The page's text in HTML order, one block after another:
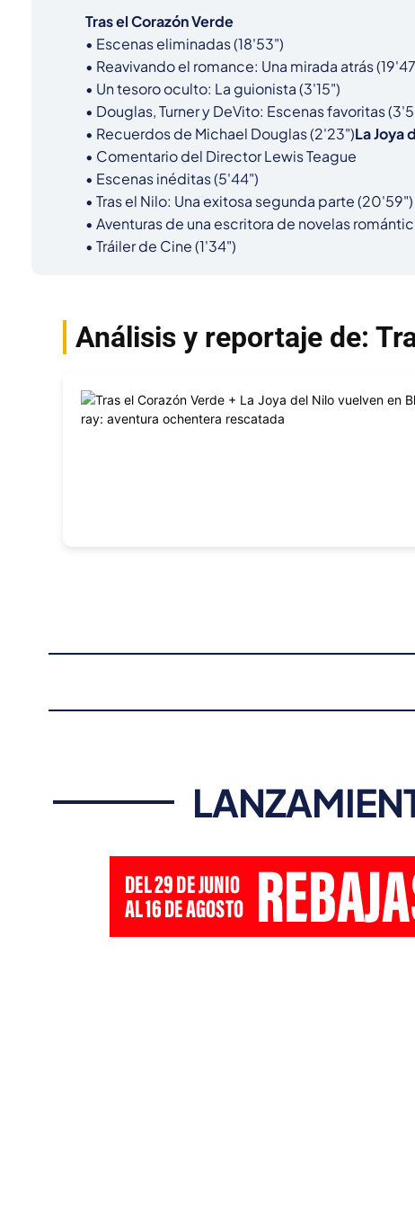
Tras el Corazón Verde
• Escenas eliminadas (18'53")
• Reavivando el romance: Una mirada atrás
• Un tesoro oculto: La guionista (3'15")
• Douglas, Turner y DeVito: Escenas favoritas
• Recuerdos de Michael Douglas (2'23")La Joya
• Comentario del Director Lewis Teague
• Escenas inéditas (5'44")
• Tras el Nilo: Una exitosa segunda parte (20'59")
• Aventuras de una escritora de novelas
• Tráiler de Cine (1'34")
Análisis y reportaje de: